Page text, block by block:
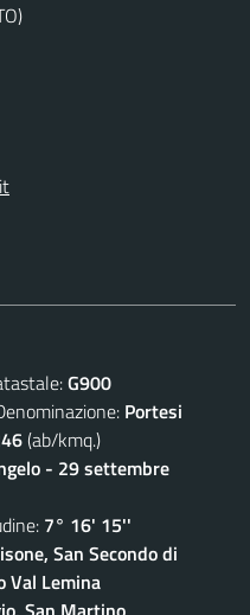
G900
Portesi
(ab/kmq.)
- 29 settembre
7° 16' 15''
San Secondo di
Val Lemina